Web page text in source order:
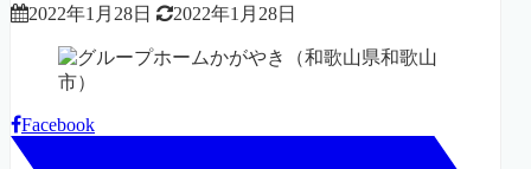
2022年1月28日 2022年1月28日
Facebook